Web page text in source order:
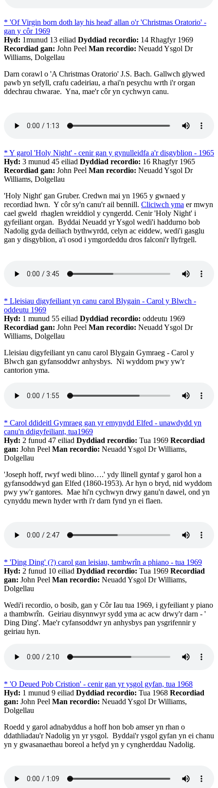
* 'Of Virgin born doth lay his head' allan o'r 'Christmas Oratorio' -
gan y côr 1969
Hyd: 1munud 13 eiliad Dyddiad recordio: 14 Rhagfyr 1969
Recordiad gan: John Peel Man recordio: Neuadd Ysgol Dr
Williams, Dolgellau
Darn corawl o 'A Christmas Oratorio' J.S. Bach. Gallwch glywed
pawb yn sefyll, crafu cadeiriau, a rhai'n pesychu wrth i'r organ
ddechrau chwarae. Yna, mae'r côr yn cychwyn canu.
* Y garol 'Holy Night' - cenir gan y gynulleidfa a'r disgyblion - 1965
Hyd: 3 munud 45 eiliad Dyddiad recordio: 16 Rhagfyr 1965
Recordiad gan: John Peel Man recordio: Neuadd Ysgol Dr
Williams, Dolgellau
'Holy Night' gan Gruber. Credwn mai yn 1965 y gwnaed y
recordiad hwn. Y côr sy'n canu'r ail bennill. Cliciwch yma er mwyn
cael gweld rhaglen wreiddiol y cyngerdd. Cenir 'Holy Night' i
gyfeiliant organ. Byddai Neuadd yr Ysgol wedi'i haddurno bob
Nadolig gyda deiliach bythwyrdd, celyn ac eiddew, wedi'i gasglu
gan y disgyblion, a'i osod i ymgordeddu dros falconi'r llyfrgell.
* Lleisiau digyfeiliant yn canu carol Blygain - Carol y Blwch -
oddeutu 1969
Hyd: 1 munud 55 eiliad Dyddiad recordio: oddeutu 1969
Recordiad gan: John Peel Man recordio: Neuadd Ysgol Dr
Williams, Dolgellau
Lleisiau digyfeiliant yn canu carol Blygain Gymraeg - Carol y
Blwch gan gyfansoddwr anhysbys. Ni wyddom pwy yw'r
cantorion yma.
* Carol ddideitl Gymraeg gan yr emynydd Elfed - unawdydd yn
canu'n ddigyfeiliant, tua1969
Hyd: 2 funud 47 eiliad Dyddiad recordio: Tua 1969 Recordiad
gan: John Peel Man recordio: Neuadd Ysgol Dr Williams,
Dolgellau
'Joseph hoff, rwyf wedi blino….' ydy llinell gyntaf y garol hon a
gyfansoddwyd gan Elfed (1860-1953). Ar hyn o bryd, nid wyddom
pwy yw'r gantores. Mae hi'n cychwyn drwy ganu'n dawel, ond yn
cynyddu mewn hyder wrth i'r darn fynd yn ei flaen.
* 'Ding Ding' (?) carol gan leisiau, tambwrîn a phiano - tua 1969
Hyd: 2 funud 10 eiliad Dyddiad recordio: Tua 1969 Recordiad
gan: John Peel Man recordio: Neuadd Ysgol Dr Williams,
Dolgellau
Wedi'i recordio, o bosib, gan y Côr Iau tua 1969, i gyfeiliant y piano
a thambwrîn. Geiriau disynnwyr sydd yma ac acw drwy'r darn - '
Ding Ding'. Mae'r cyfansoddwr yn anhysbys pan ysgrifennir y
geiriau hyn.
* 'O Deued Pob Cristion' - cenir gan yr ysgol gyfan, tua 1968
Hyd: 1 munud 9 eiliad Dyddiad recordio: Tua 1968 Recordiad
gan: John Peel Man recordio: Neuadd Ysgol Dr Williams,
Dolgellau
Roedd y garol adnabyddus a hoff hon bob amser yn rhan o
ddathliadau'r Nadolig yn yr ysgol. Byddai'r ysgol gyfan yn ei chanu
yn y gwasanaethau boreol a hefyd yn y cyngherddau Nadolig.